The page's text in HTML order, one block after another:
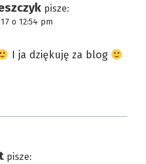
pisze:
o 12:54 pm
I ja dziękuję za blog
pisze: